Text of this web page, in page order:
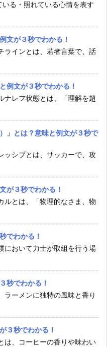
いる・照れている心情を表す
文が３秒でわかる！
ラインとは、若者言葉で、話
例文が３秒でわかる！
ナレフ状態とは、「理解を超
」とは？意味と例文が３秒で
ッシブとは、サッカーで、攻
が３秒でわかる！
ルとは、「物理的なさま、物
でわかる！
において力士が取組を行う場
秒でわかる！
ラーメンに独特の風味と香り
３秒でわかる！
は、コーヒーの香りや味わい